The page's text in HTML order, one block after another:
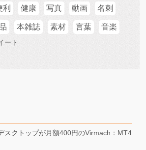
利 健康 写真 動画 名刺
本雑誌 素材 言葉 音楽
ート
スクトップが月額400円のVirmach：MT4